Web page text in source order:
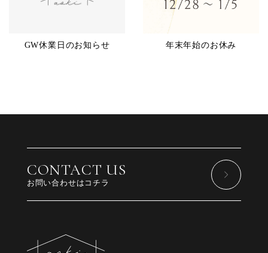
GW休業日のお知らせ 年末年始のお休み
CONTACT US
お問い合わせはコチラ